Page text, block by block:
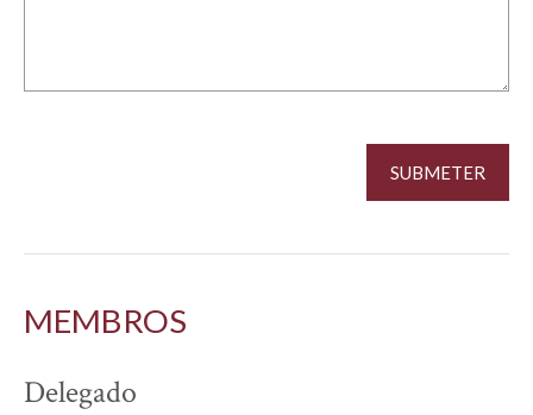
MEMBROS
Delegado